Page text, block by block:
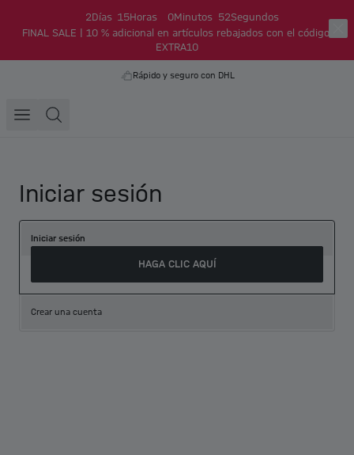
2Días 15Horas 0Minutos 52Segundos
FINAL SALE | 10 % adicional en artículos rebajados con el código:
EXTRA10
Rápido y seguro con DHL
Iniciar sesión
Iniciar sesión
HAGA CLIC AQUÍ
Crear una cuenta